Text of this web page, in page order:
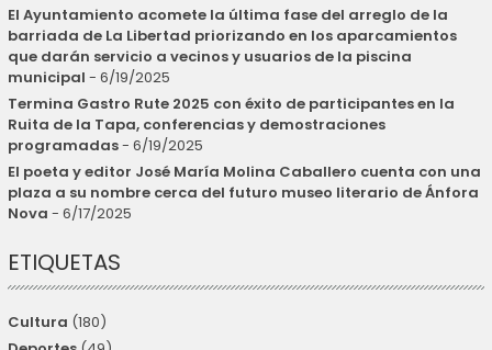
El Ayuntamiento acomete la última fase del arreglo de la
barriada de La Libertad priorizando en los aparcamientos
que darán servicio a vecinos y usuarios de la piscina
municipal - 6/19/2025
Termina Gastro Rute 2025 con éxito de participantes en la
Ruita de la Tapa, conferencias y demostraciones
programadas- 6/19/2025
El poeta y editor José María Molina Caballero cuenta con una
plaza a su nombre cerca del futuro museo literario de Ánfora
Nova - 6/17/2025
ETIQUETAS
Cultura (180)